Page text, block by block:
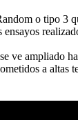
o tipo 3
ampliado
a altas